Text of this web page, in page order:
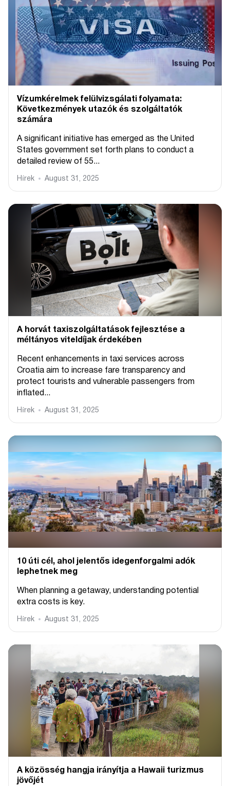
Vízumkérelmek felülvizsgálati folyamata:
Következmények utazók és szolgáltatók
számára
A significant initiative has emerged as the United
States government set forth plans to conduct a
detailed review of 55...
Hírek August 31, 2025
A horvát taxiszolgáltatások fejlesztése a
méltányos viteldíjak érdekében
Recent enhancements in taxi services across
Croatia aim to increase fare transparency and
protect tourists and vulnerable passengers from
inflated...
Hírek August 31, 2025
10 úti cél, ahol jelentős idegenforgalmi adók
lephetnek meg
When planning a getaway, understanding potential
extra costs is key.
Hírek August 31, 2025
A közösség hangja irányítja a Hawaii turizmus
jövőjét